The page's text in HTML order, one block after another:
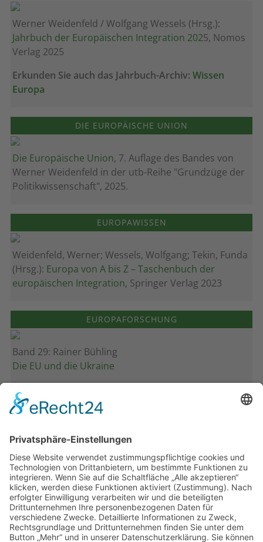
Werner Weidenfeld / Wolfgang Wessels (Hrsg.):
Jahrbuch der Europäischen Integration 2025, Nomos
Verlag 2025
Erkunden Sie auch das Jahrbuch-Archiv: Wissen
Europa
DIE EUROPÄISCHE UNION
Die Europäische Union, 7. Auflage des Bandes von
Werner Weidenfeld in der utb-Reihe "Grundzüge der
Politikwissenschaft", 2025.
EUROPAWISSEN
Weidenfeld, Werner; Wessels, Wolfgang; Tekin, Funda
(Hrsg.): Europa von A bis Z – Taschenbuch der
europäischen Integration, Springer Verlag 2023
EUROPAFORSCHUNG
Band 29: Rainer Bühling
Die EU und die Ukraine
Band 28: Andrea Zeller
Eurorettung um jeden Preis?
Band 27: Thomas Jansen
Europa verstehen
Band 26: Andreas Öffner
Die Macht der Interessen